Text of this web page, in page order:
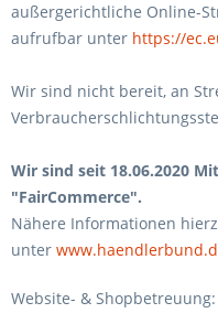
außergerichtliche Online-
aufrufbar unter https://
Wir sind nicht bereit, an
Wir sind seit 18.06.2020
"FairCommerce".
Nähere Informationen
unter
Website- & Shopbetreuung: